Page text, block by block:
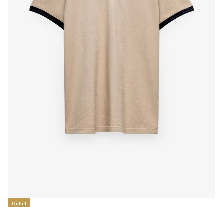
Outlet